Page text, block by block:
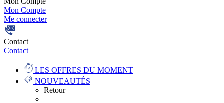
Mon Compte
Me connecter
Contact
Contact
LES OFFRES DU MOMENT
NOUVEAUTÉS
Retour